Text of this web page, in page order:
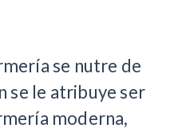
se nutre de
se le atribuye ser
moderna,